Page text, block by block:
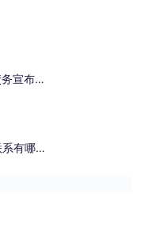
贵州遵义最大城投逾155亿元债务宣布重组
银行汇票和银行本票的区别和联系有哪些（一文读懂支票、本票和汇票的区别）